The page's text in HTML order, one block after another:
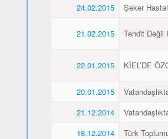
24.02.2015
Şeker
21.02.2015 Tehdit Değil
22.01.2015 KİEL’DE
20.01.2015
21.12.2014
18.12.2014
Türk